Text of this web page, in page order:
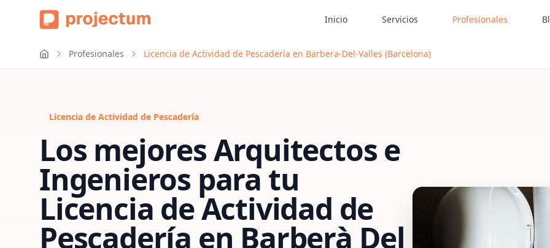
Inicio Servicios Profesionales
Profesionales Licencia de Actividad de Pescadería en Barbera-Del-Valles (Barcelona)
Licencia de Actividad de Pescadería
Los mejores Arquitectos e
Ingenieros para tu
Licencia de Actividad de
Pescadería en Barberà Del